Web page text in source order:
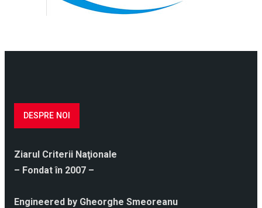
DESPRE NOI
Ziarul Criterii Naţionale
– Fondat în 2007 –
Engineered by Gheorghe Smeoreanu